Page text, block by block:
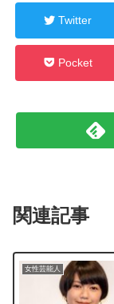
Twitter
Pocket
関連記事
女性芸能人